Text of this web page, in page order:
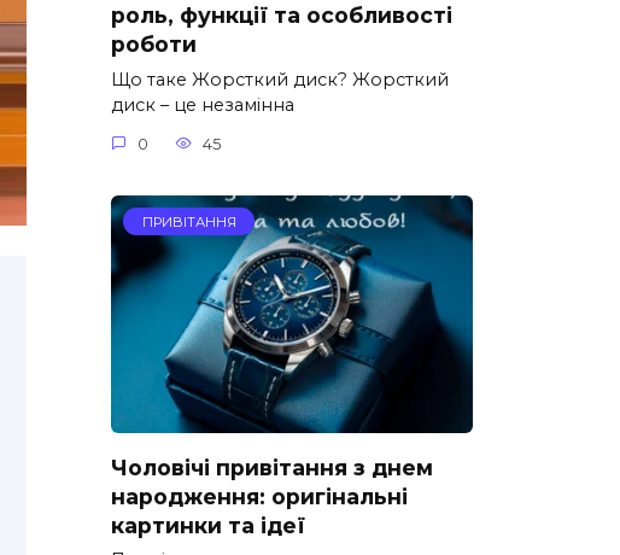
роль, функції та особливості
роботи
Що таке Жорсткий диск? Жорсткий
диск – це незамінна
0 45
ПРИВІТАННЯ
Чоловічі привітання з днем
народження: оригінальні
картинки та ідеї